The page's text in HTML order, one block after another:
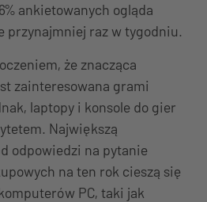
ankietowanych ogląda
przynajmniej raz w tygodniu.
że znacząca
zainteresowana grami
laptopy i konsole do gier
Największą
odpowiedzi na pytanie
na ten rok cieszą się
PC, taki jak